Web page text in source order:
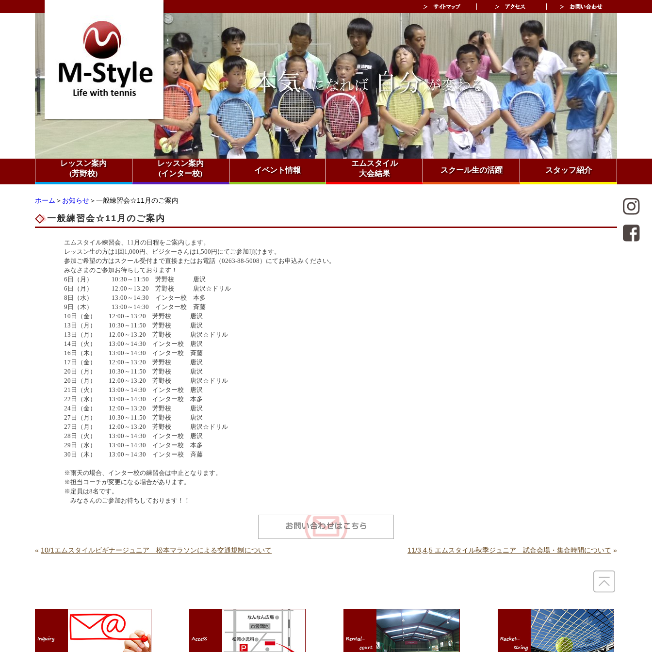
レッスン案内
(芳野校)
レッスン案内
(インター校)
イベント情報
エムスタイル
大会結果
スクール生の活躍 スタッフ紹介
ホーム ＞ お知らせ＞一般練習会☆11月のご案内
一般練習会☆11月のご案内
エムスタイル練習会、11月の日程をご案内します。
レッスン生の方は1回1,000円、ビジターさんは1,500円にてご参加頂けます。
参加ご希望の方はスクール受付まで直接またはお電話（0263-88-5008）にてお申込みください。
みなさまのご参加お待ちしております！
6 日（月） 10:30 ～ 11:50 芳野校 唐沢
6 日（月） 12:00 ～ 13:20 芳野校 唐沢☆ドリル
8 日（水） 13:00 ～ 14:30 インター校 本多
9 日（木） 13:00 ～ 14:30 インター校 斉藤
10 日（金） 12:00 ～ 13:20 芳野校 唐沢
13 日（月） 10:30 ～ 11:50 芳野校 唐沢
13 日（月） 12:00 ～ 13:20 芳野校 唐沢☆ドリル
14 日（火） 13:00 ～ 14:30 インター校 唐沢
16 日（木） 13:00 ～ 14:30 インター校 斉藤
17 日（金） 12:00 ～ 13:20 芳野校 唐沢
20 日（月） 10:30 ～ 11:50 芳野校 唐沢
20 日（月） 12:00 ～ 13:20 芳野校 唐沢☆ドリル
21 日（火） 13:00 ～ 14:30 インター校 唐沢
22 日（水） 13:00 ～ 14:30 インター校 本多
24 日（金） 12:00 ～ 13:20 芳野校 唐沢
27 日（月） 10:30 ～ 11:50 芳野校 唐沢
27 日（月） 12:00 ～ 13:20 芳野校 唐沢☆ドリル
28 日（火） 13:00 ～ 14:30 インター校 唐沢
29 日（水） 13:00 ～ 14:30 インター校 本多
30 日（木） 13:00 ～ 14:30 インター校 斉藤
※雨天の場合、インター校の練習会は中止となります。
※担当コーチが変更になる場合があります。
※定員は8名です。
みなさんのご参加お待ちしております！！
« 10/1エムスタイルビギナージュニア 松本マラソンによる交通規制について 11/3,4,5 エムスタイル秋季ジュニア 試合会場・集合時間について »